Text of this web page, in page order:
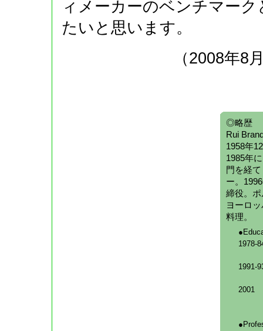
ィメーカーのベンチマー
たいと思います。
（2008年8
◎略歴
Rui
1958年
1985年
門を経
ー。
締役。
ヨーロ
料理。
1978-
1991-
2001